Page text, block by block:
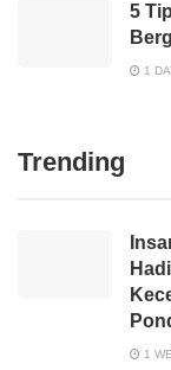
5
1
Trending
1